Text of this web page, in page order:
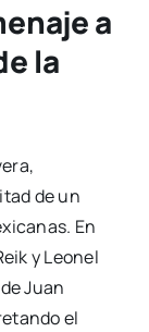
a
la
de un
En
y Leonel
Juan
el